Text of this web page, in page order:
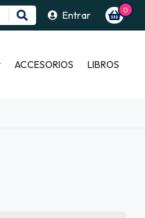
Entrar 0
ACCESORIOS LIBROS